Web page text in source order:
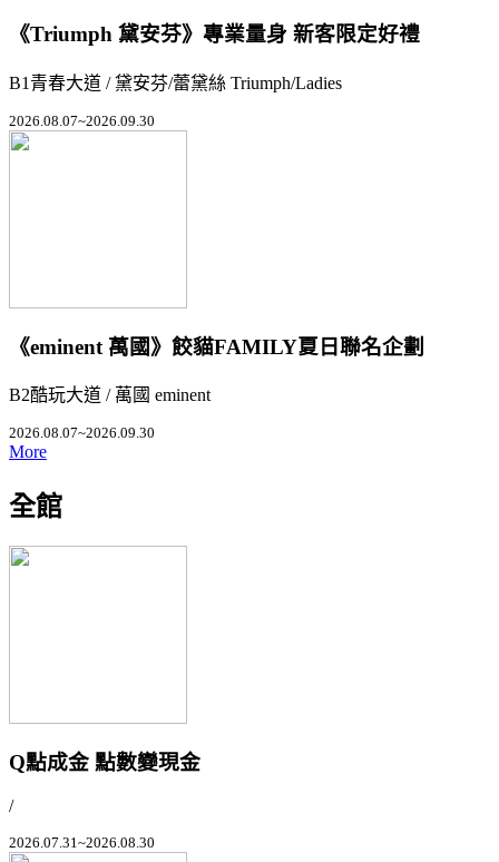
《Triumph 黛安芬》專業量身 新客限定好禮
B1青春大道 / 黛安芬/蕾黛絲 Triumph/Ladies
2026.08.07~2026.09.30
《eminent 萬國》餃貓FAMILY夏日聯名企劃
B2酷玩大道 / 萬國 eminent
2026.08.07~2026.09.30
More
全館
Q點成金 點數變現金
/
2026.07.31~2026.08.30